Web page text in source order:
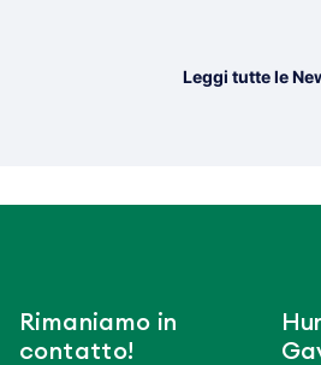
Leggi tutte le
Rimaniamo in
contatto!